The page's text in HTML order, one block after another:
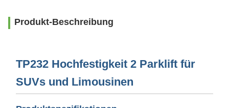
Produkt-Beschreibung
TP232 Hochfestigkeit 2 Parklift für
SUVs und Limousinen